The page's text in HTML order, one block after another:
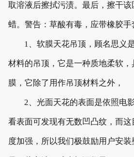
取溶液后擦拭污渍。最后，擦干
蜡。警告：草酸有毒，应带橡胶手
1、软膜天花吊顶，顾名思义
材料的吊顶，它是一种质地柔软
膜，它除了用作吊顶材料之外，
2、光面天花的表面是依照电
看表面可发现有无数凹凸纹，而
度加强，所以我们极鼓励用户安